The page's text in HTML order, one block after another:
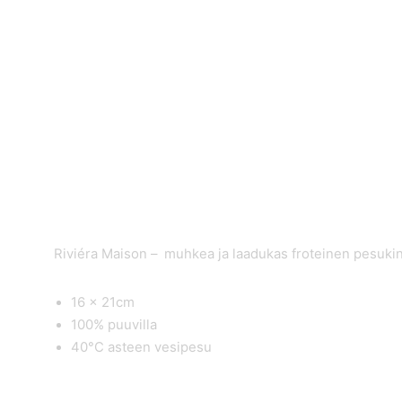
Riviéra Maison – muhkea ja laadukas froteinen
16 x 21cm
100% puuvilla
40°C asteen vesipesu